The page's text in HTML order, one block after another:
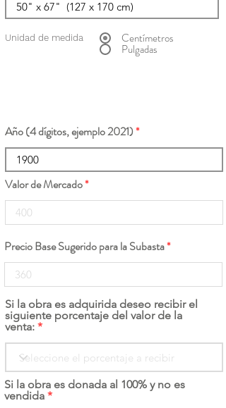
Unidad de medida Centímetros
Pulgadas
Año (4 dígitos, ejemplo 2021)
Valor de Mercado
Precio Base Sugerido para la Subasta
Si la obra es adquirida deseo recibir el
siguiente porcentaje del valor de la
venta:
Si la obra es donada al 100% y no es
vendida